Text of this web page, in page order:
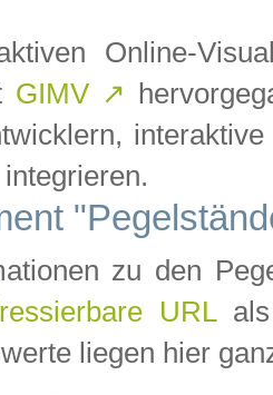
Online-
GIMV ↗
zu den
URLals
liegen hier